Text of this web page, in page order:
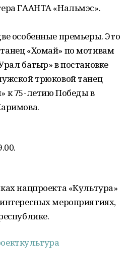
ГААНТА «Нальмэс».
особенные премьеры. Это
«Хомай» по мотивам
батыр» в постановке
трюковой танец
к 75-летию Победы в
нацпроекта «Культура»
мероприятиях,